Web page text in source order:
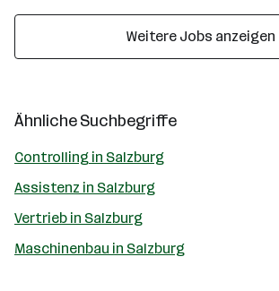
Weitere Jobs anzeigen
Ähnliche Suchbegriffe
Controlling in Salzburg
Assistenz in Salzburg
Vertrieb in Salzburg
Maschinenbau in Salzburg